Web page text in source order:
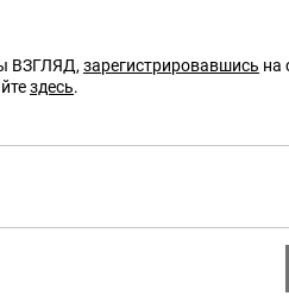
ВЗГЛЯД, зарегистрировавшись на
здесь.